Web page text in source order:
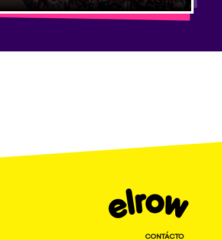
CONTÁCTO